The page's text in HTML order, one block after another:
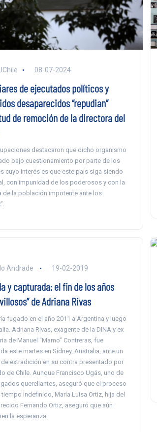
08-07-2024
de ejecutados políticos y
desaparecidos “repudian”
de remoción de la directora del
destacaron que dicho organismo
bajo cuestionamiento por parte de los
cuyo interés es que este país siga siendo
con impunidad de los poderosos y con la
de la población impotente ante los
Andrade 19-02-2019
y capturada: el fin de los años
de Adriana Rivas
fugado en el año 2011 a Argentina y luego
Adriana Rivas, exagente de la DINA y ex
de Manuel “Mamo” Contreras, fue
este martes en Sídney, Australia, ante un
extradición en su contra presentado por
de Chile. Aunque Francisco Ugás, uno de
querellantes, aseguró que el proceso
tiempo indefinido, María Luisa Ortiz, hija del
Fernando Ortiz, aseguró que aún
la esperanza.